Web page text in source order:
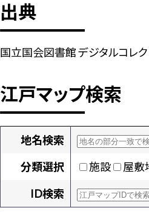
出典
国立国会図書館 デジタルコレク
江戸マップ検索
地名検索
分類選択
施設
屋敷
ID検索